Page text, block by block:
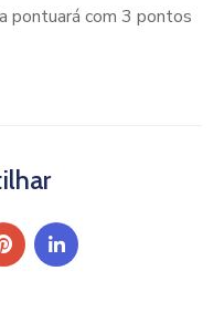
pontuará com 3 pontos